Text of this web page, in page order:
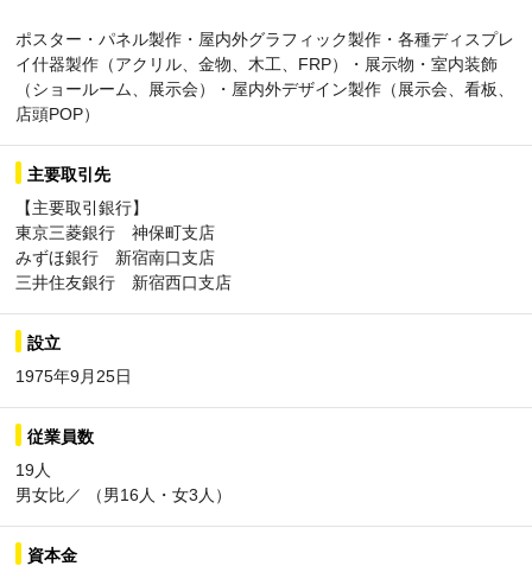
ポスター・パネル製作・屋内外グラフィック製作・各種ディスプレ
イ什器製作（アクリル、金物、木工、FRP）・展示物・室内装飾
（ショールーム、展示会）・屋内外デザイン製作（展示会、看板、
店頭POP）
主要取引先
【主要取引銀行】
東京三菱銀行 神保町支店
みずほ銀行 新宿南口支店
三井住友銀行 新宿西口支店
設立
1975年9月25日
従業員数
19人
男女比／ （男16人・女3人）
資本金